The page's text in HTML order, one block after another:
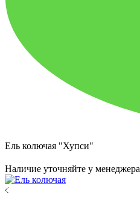
Ель колючая "Хупси"
Наличие уточняйте у менеджера